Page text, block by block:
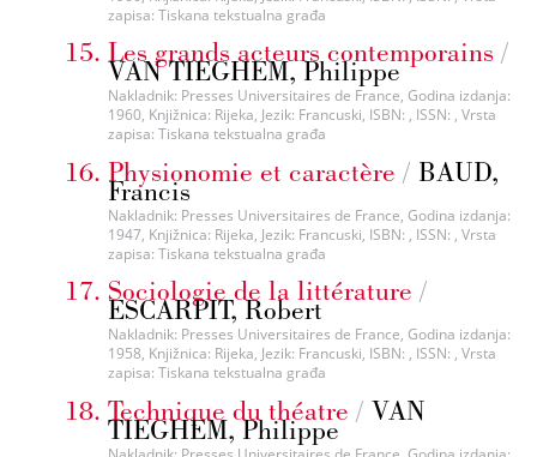
zapisa: Tiskana tekstualna građa
Les grands acteurs contemporains /
VAN TIEGHEM, Philippe
Nakladnik: Presses Universitaires de France, Godina izdanja:
1960, Knjižnica: Rijeka, Jezik: Francuski, ISBN: , ISSN: , Vrsta
zapisa: Tiskana tekstualna građa
Physionomie et caractère / BAUD,
Francis
Nakladnik: Presses Universitaires de France, Godina izdanja:
1947, Knjižnica: Rijeka, Jezik: Francuski, ISBN: , ISSN: , Vrsta
zapisa: Tiskana tekstualna građa
Sociologie de la littérature /
ESCARPIT, Robert
Nakladnik: Presses Universitaires de France, Godina izdanja:
1958, Knjižnica: Rijeka, Jezik: Francuski, ISBN: , ISSN: , Vrsta
zapisa: Tiskana tekstualna građa
Technique du théatre / VAN
TIEGHEM, Philippe